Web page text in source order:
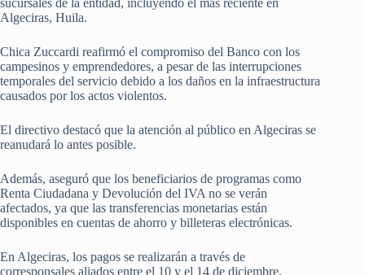
sucursales de la entidad, incluyendo el más reciente en
Algeciras, Huila.
Chica Zuccardi reafirmó el compromiso del Banco con los
campesinos y emprendedores, a pesar de las interrupciones
temporales del servicio debido a los daños en la infraestructura
causados por los actos violentos.
El directivo destacó que la atención al público en Algeciras se
reanudará lo antes posible.
Además, aseguró que los beneficiarios de programas como
Renta Ciudadana y Devolución del IVA no se verán
afectados, ya que las transferencias monetarias están
disponibles en cuentas de ahorro y billeteras electrónicas.
En Algeciras, los pagos se realizarán a través de
corresponsales aliados entre el 10 y el 14 de diciembre,